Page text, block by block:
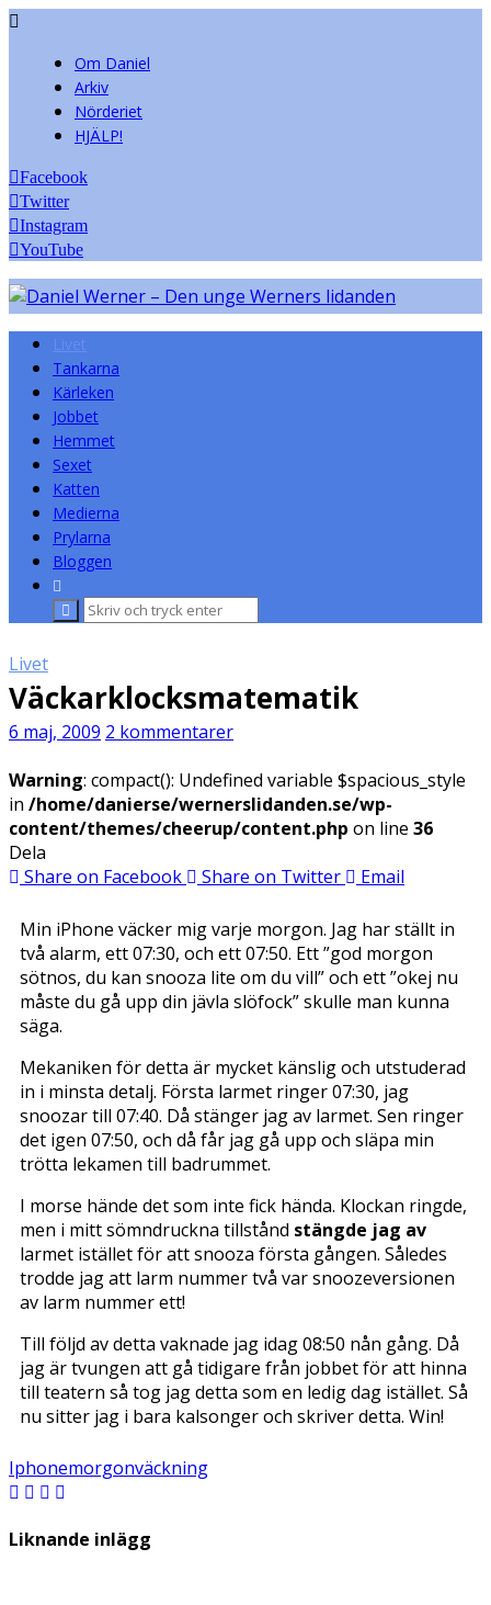
Om Daniel
Arkiv
Nörderiet
HJÄLP!
Facebook
Twitter
Instagram
YouTube
Tankarna
Kärleken
Jobbet
Hemmet
Sexet
Katten
Medierna
Prylarna
Bloggen
Sök
Livet
Väckarklocksmatematik
6 maj, 2009 2 kommentarer
Warning: compact(): Undefined variable $spacious_style
in /home/danierse/wernerslidanden.se/wp-
content/themes/cheerup/content.php on line 36
Dela
Share on Facebook
Share on Twitter Email
Min iPhone väcker mig varje morgon. Jag har ställt in
två alarm, ett 07:30, och ett 07:50. Ett ”god morgon
sötnos, du kan snooza lite om du vill” och ett ”okej nu
måste du gå upp din jävla slöfock” skulle man kunna
säga.
Mekaniken för detta är mycket känslig och utstuderad
in i minsta detalj. Första larmet ringer 07:30, jag
snoozar till 07:40. Då stänger jag av larmet. Sen ringer
det igen 07:50, och då får jag gå upp och släpa min
trötta lekamen till badrummet.
I morse hände det som inte fick hända. Klockan ringde,
men i mitt sömndruckna tillstånd stängde jag av
larmet istället för att snooza första gången. Således
trodde jag att larm nummer två var snoozeversionen
av larm nummer ett!
Till följd av detta vaknade jag idag 08:50 nån gång. Då
jag är tvungen att gå tidigare från jobbet för att hinna
till teatern så tog jag detta som en ledig dag istället. Så
nu sitter jag i bara kalsonger och skriver detta. Win!
Iphonemorgonväckning
Liknande inlägg